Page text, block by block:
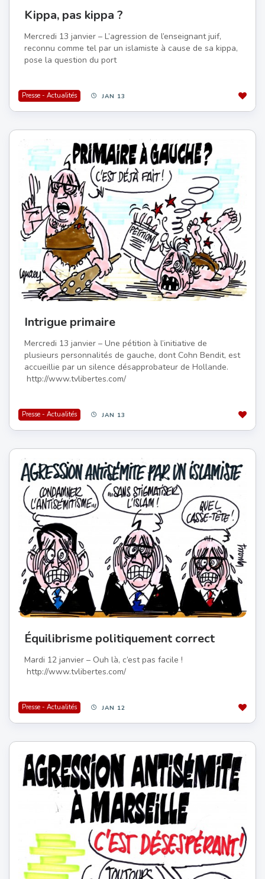
Kippa, pas kippa ?
Mercredi 13 janvier – L’agression de l’enseignant juif,
reconnu comme tel par un islamiste à cause de sa kippa,
pose la question du port
Presse - Actualités JAN 13
Intrigue primaire
Mercredi 13 janvier – Une pétition à l’initiative de
plusieurs personnalités de gauche, dont Cohn Bendit, est
accueillie par un silence désapprobateur de Hollande.
http://www.tvlibertes.com/
Presse - Actualités JAN 13
Équilibrisme politiquement correct
Mardi 12 janvier – Ouh là, c’est pas facile !
http://www.tvlibertes.com/
Presse - Actualités JAN 12